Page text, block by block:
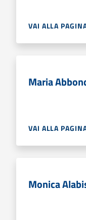
VAI ALLA
Maria
VAI ALLA
Monica